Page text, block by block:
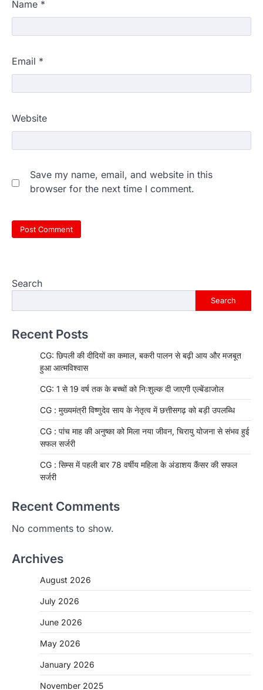
Name *
Email *
Website
Save my name, email, and website in this
browser for the next time I comment.
Search
Search
Recent Posts
CG: छिपली की दीदियों का कमाल, बकरी पालन से बढ़ी आय और मजबूत
हुआ आत्मविश्वास
CG: 1 से 19 वर्ष तक के बच्चों को निःशुल्क दी जाएगी एल्बेंडाजोल
CG : मुख्यमंत्री विष्णुदेव साय के नेतृत्व में छत्तीसगढ़ को बड़ी उपलब्धि
CG : पांच माह की अनुष्का को मिला नया जीवन, चिरायु योजना से संभव हुई
सफल सर्जरी
CG : सिम्स में पहली बार 78 वर्षीय महिला के अंडाशय कैंसर की सफल
सर्जरी
Recent Comments
No comments to show.
Archives
August 2026
July 2026
June 2026
May 2026
January 2026
November 2025
CHHATTISGARH
More Khabar August 7, 2026
बच्चों के स्वास्थ्य सुधार के लिए वर्ष…